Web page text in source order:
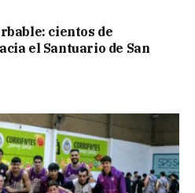
cientos de
el Santuario de San